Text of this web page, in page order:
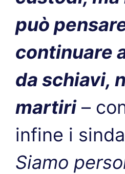
può
continuare
da schiavi,
martiri–
infine i
Siamo